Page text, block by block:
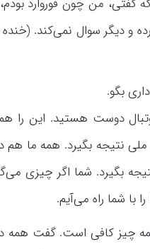
و دیگر سوال نمی‌کند.
بگو.
دوست هستید. این
نتیجه بگیرد. همه ما هم
بگیرد. شما اگر چیزی
شما راه می‌آیم.
چیز کافی است. گفت